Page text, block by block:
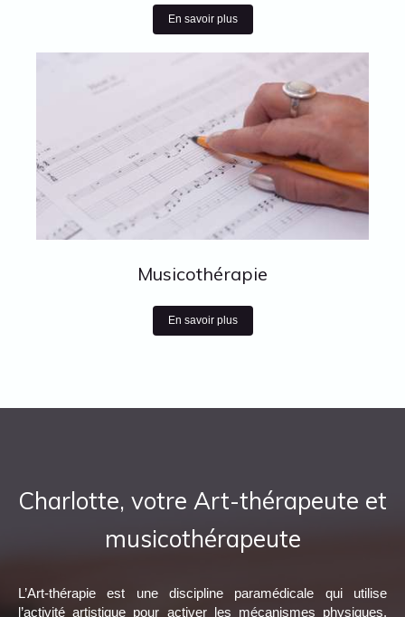
En savoir plus
Musicothérapie
En savoir plus
Charlotte, votre Art-thérapeute et
musicothérapeute
L’Art-thérapie est une discipline paramédicale qui utilise
l’activité artistique pour activer les mécanismes physiques,